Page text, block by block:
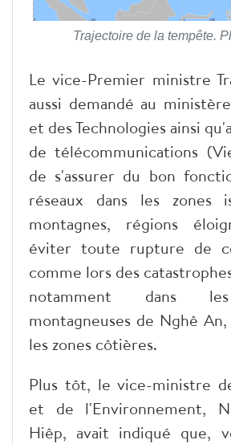
Trajectoire de la tempête.
Le vice-Premier ministre
aussi demandé au
et des Technologies ainsi
de télécommunications
de s'assurer du bon
réseaux dans les zones
montagnes, régions
éviter toute rupture de
comme lors des
notamment dans
montagneuses de Nghê An,
les zones côtières.
Plus tôt, le vice-ministre
et de l'Environnement,
Hiêp, avait indiqué que,